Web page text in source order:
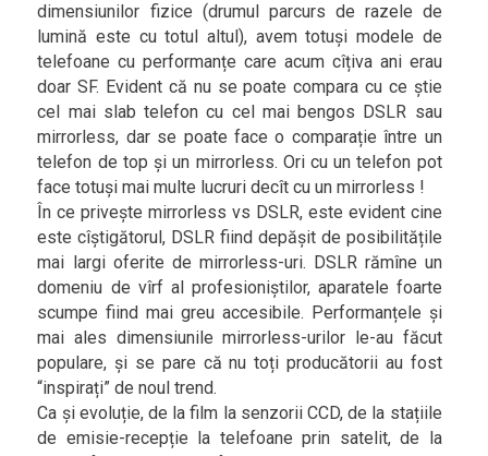
dimensiunilor fizice (drumul parcurs de razele de
lumină este cu totul altul), avem totuși modele de
telefoane cu performanțe care acum cîțiva ani erau
doar SF. Evident că nu se poate compara cu ce știe
cel mai slab telefon cu cel mai bengos DSLR sau
mirrorless, dar se poate face o comparație între un
telefon de top și un mirrorless. Ori cu un telefon pot
face totuși mai multe lucruri decît cu un mirrorless !
În ce privește mirrorless vs DSLR, este evident cine
este cîștigătorul, DSLR fiind depășit de posibilitățile
mai largi oferite de mirrorless-uri. DSLR rămîne un
domeniu de vîrf al profesioniștilor, aparatele foarte
scumpe fiind mai greu accesibile. Performanțele și
mai ales dimensiunile mirrorless-urilor le-au făcut
populare, și se pare că nu toți producătorii au fost
“inspirați” de noul trend.
Ca și evoluție, de la film la senzorii CCD, de la stațiile
de emisie-recepție la telefoane prin satelit, de la